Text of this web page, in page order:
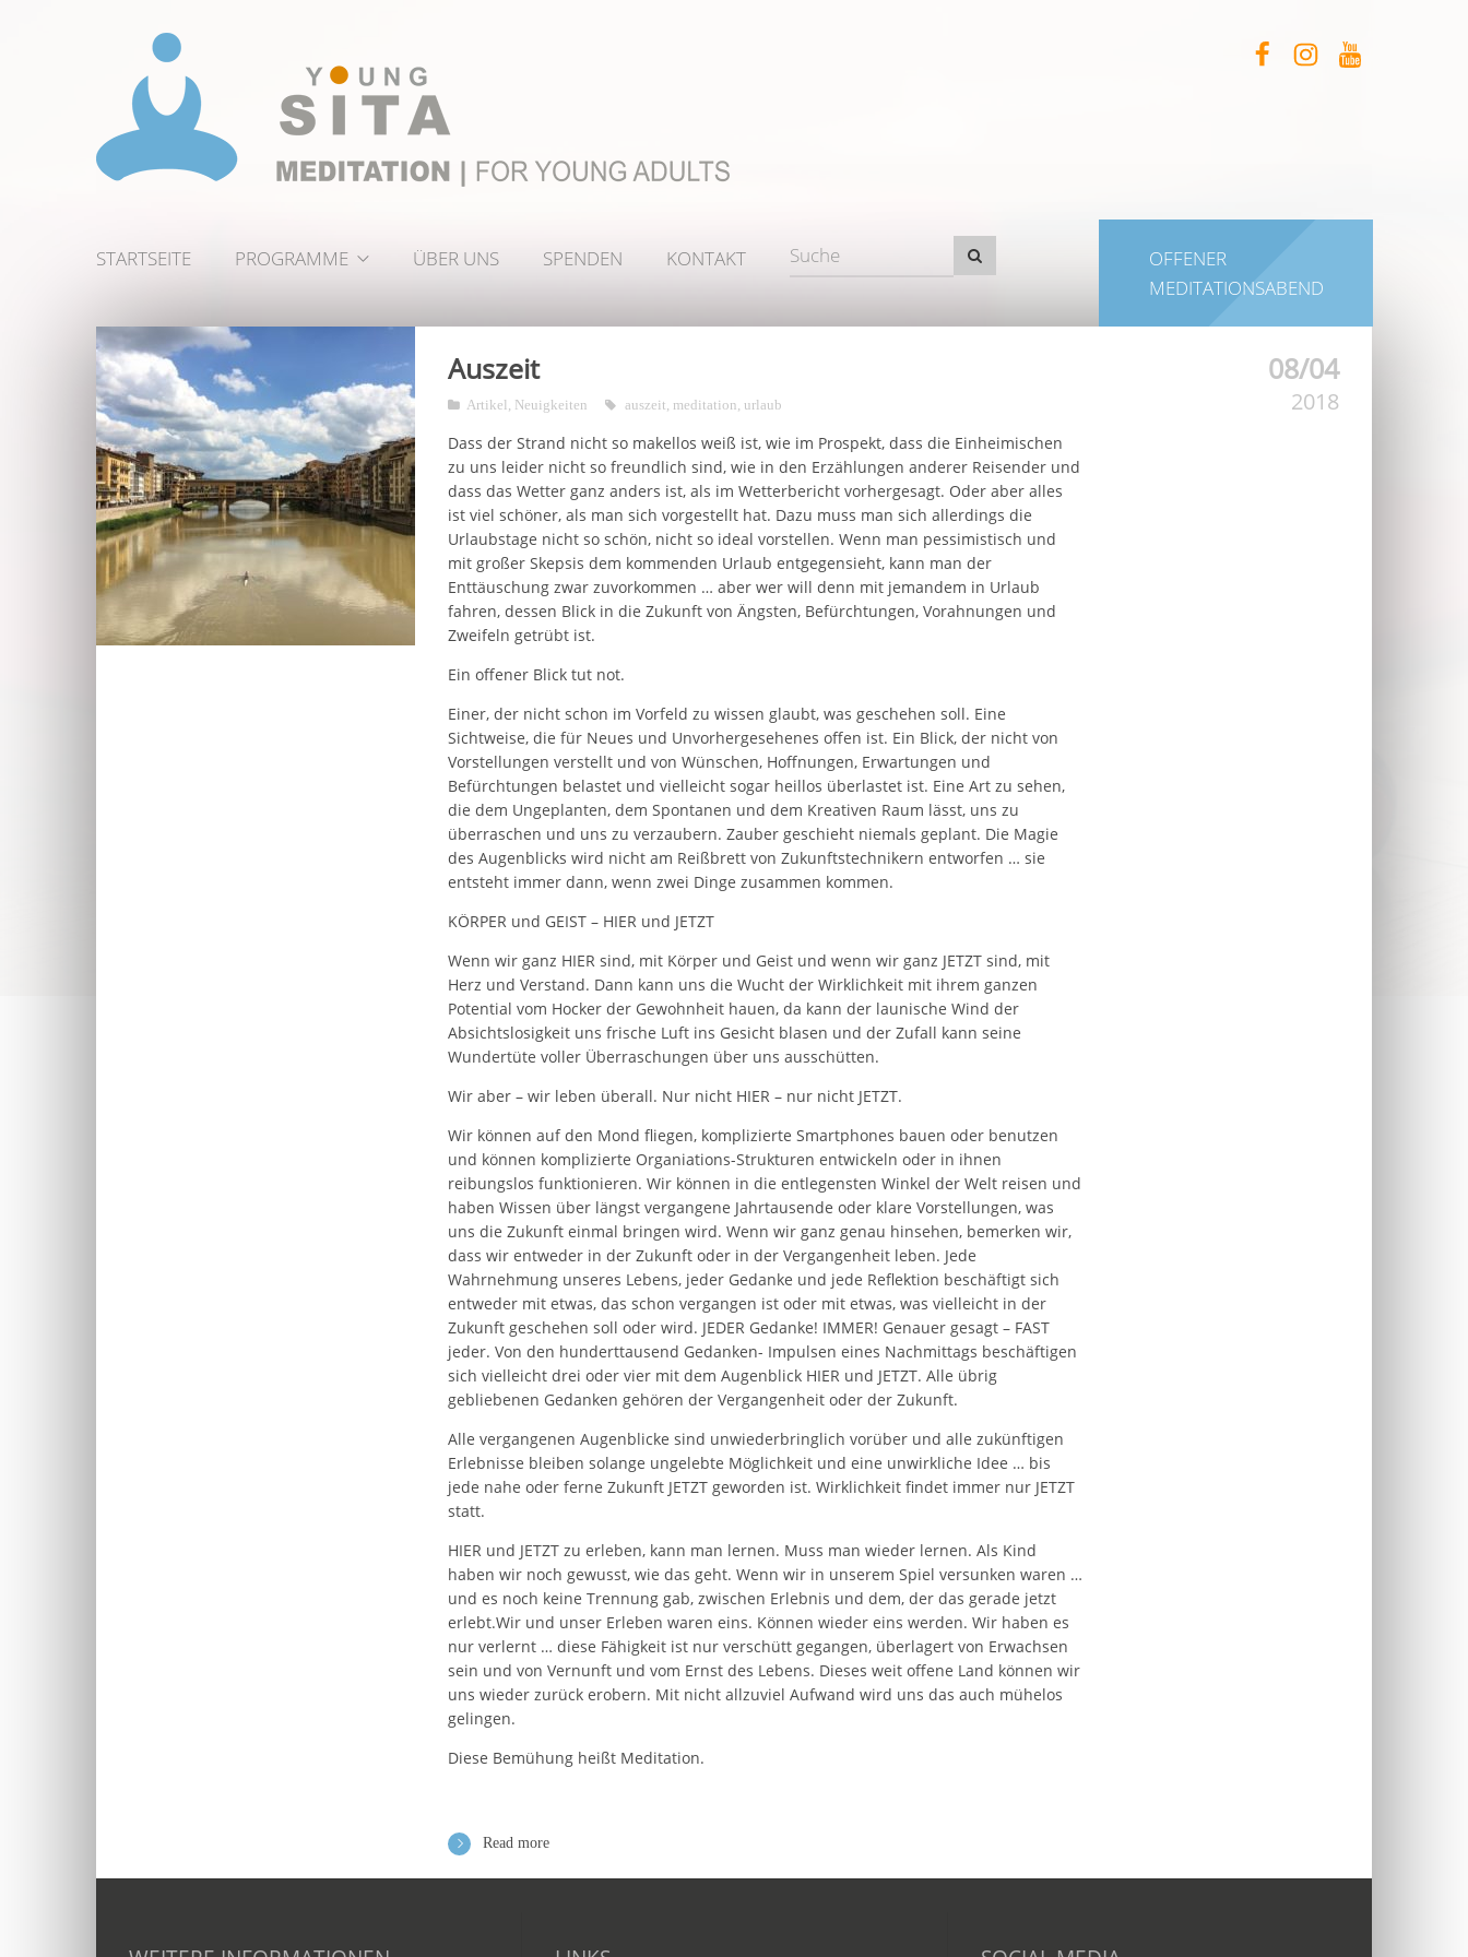
OFFENER
MEDITATIONSABEND
STARTSEITE PROGRAMME ÜBER UNS SPENDEN KONTAKT
08/04
2018
Auszeit
Artikel, Neuigkeiten auszeit, meditation, urlaub
Dass der Strand nicht so makellos weiß ist, wie im Prospekt, dass die Einheimischen
zu uns leider nicht so freundlich sind, wie in den Erzählungen anderer Reisender und
dass das Wetter ganz anders ist, als im Wetterbericht vorhergesagt. Oder aber alles
ist viel schöner, als man sich vorgestellt hat. Dazu muss man sich allerdings die
Urlaubstage nicht so schön, nicht so ideal vorstellen. Wenn man pessimistisch und
mit großer Skepsis dem kommenden Urlaub entgegensieht, kann man der
Enttäuschung zwar zuvorkommen … aber wer will denn mit jemandem in Urlaub
fahren, dessen Blick in die Zukunft von Ängsten, Befürchtungen, Vorahnungen und
Zweifeln getrübt ist.
Ein offener Blick tut not.
Einer, der nicht schon im Vorfeld zu wissen glaubt, was geschehen soll. Eine
Sichtweise, die für Neues und Unvorhergesehenes offen ist. Ein Blick, der nicht von
Vorstellungen verstellt und von Wünschen, Hoffnungen, Erwartungen und
Befürchtungen belastet und vielleicht sogar heillos überlastet ist. Eine Art zu sehen,
die dem Ungeplanten, dem Spontanen und dem Kreativen Raum lässt, uns zu
überraschen und uns zu verzaubern. Zauber geschieht niemals geplant. Die Magie
des Augenblicks wird nicht am Reißbrett von Zukunftstechnikern entworfen … sie
entsteht immer dann, wenn zwei Dinge zusammen kommen.
KÖRPER und GEIST – HIER und JETZT
Wenn wir ganz HIER sind, mit Körper und Geist und wenn wir ganz JETZT sind, mit
Herz und Verstand. Dann kann uns die Wucht der Wirklichkeit mit ihrem ganzen
Potential vom Hocker der Gewohnheit hauen, da kann der launische Wind der
Absichtslosigkeit uns frische Luft ins Gesicht blasen und der Zufall kann seine
Wundertüte voller Überraschungen über uns ausschütten.
Wir aber – wir leben überall. Nur nicht HIER – nur nicht JETZT.
Wir können auf den Mond fliegen, komplizierte Smartphones bauen oder benutzen
und können komplizierte Organiations-Strukturen entwickeln oder in ihnen
reibungslos funktionieren. Wir können in die entlegensten Winkel der Welt reisen und
haben Wissen über längst vergangene Jahrtausende oder klare Vorstellungen, was
uns die Zukunft einmal bringen wird. Wenn wir ganz genau hinsehen, bemerken wir,
dass wir entweder in der Zukunft oder in der Vergangenheit leben. Jede
Wahrnehmung unseres Lebens, jeder Gedanke und jede Reflektion beschäftigt sich
entweder mit etwas, das schon vergangen ist oder mit etwas, was vielleicht in der
Zukunft geschehen soll oder wird. JEDER Gedanke! IMMER! Genauer gesagt – FAST
jeder. Von den hunderttausend Gedanken- Impulsen eines Nachmittags beschäftigen
sich vielleicht drei oder vier mit dem Augenblick HIER und JETZT. Alle übrig
gebliebenen Gedanken gehören der Vergangenheit oder der Zukunft.
Alle vergangenen Augenblicke sind unwiederbringlich vorüber und alle zukünftigen
Erlebnisse bleiben solange ungelebte Möglichkeit und eine unwirkliche Idee … bis
jede nahe oder ferne Zukunft JETZT geworden ist. Wirklichkeit findet immer nur JETZT
statt.
HIER und JETZT zu erleben, kann man lernen. Muss man wieder lernen. Als Kind
haben wir noch gewusst, wie das geht. Wenn wir in unserem Spiel versunken waren …
und es noch keine Trennung gab, zwischen Erlebnis und dem, der das gerade jetzt
erlebt.Wir und unser Erleben waren eins. Können wieder eins werden. Wir haben es
nur verlernt … diese Fähigkeit ist nur verschütt gegangen, überlagert von Erwachsen
sein und von Vernunft und vom Ernst des Lebens. Dieses weit offene Land können wir
uns wieder zurück erobern. Mit nicht allzuviel Aufwand wird uns das auch mühelos
gelingen.
Diese Bemühung heißt Meditation.
Read more